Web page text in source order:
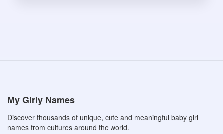
My Girly Names
Discover thousands of unique, cute and meaningful baby girl
names from cultures around the world.